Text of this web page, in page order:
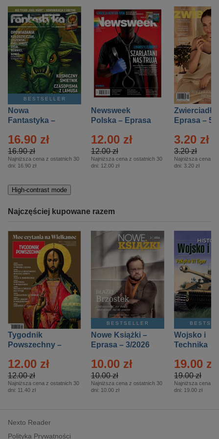
BESTSELLER
Nowa
Fantastyka –
16.90 zł
16.90 zł
Najniższa cena z ostatnich 30
dni: 16.90 zł
Newsweek
Polska – Eprasa
12.00 zł
12.00 zł
Najniższa cena z ostatnich 30
dni: 12.00 zł
Zwierciadło
Eprasa – 5/
3.20 zł
3.20 zł
Najniższa cena z
dni: 3.20 zł
High-contrast mode
Najczęściej kupowane razem
Tygodnik
Powszechny –
12.00 zł
12.00 zł
Najniższa cena z ostatnich 30
dni: 11.40 zł
BESTSELLER
Nowe Książki –
Eprasa – 3/2026
10.00 zł
10.00 zł
Najniższa cena z ostatnich 30
dni: 10.00 zł
Wojsko i
Technika
– 2/2026
19.00 zł
19.00 zł
Najniższa cena z
dni: 19.00 zł
Nexto Reader
Polityka Prywatności